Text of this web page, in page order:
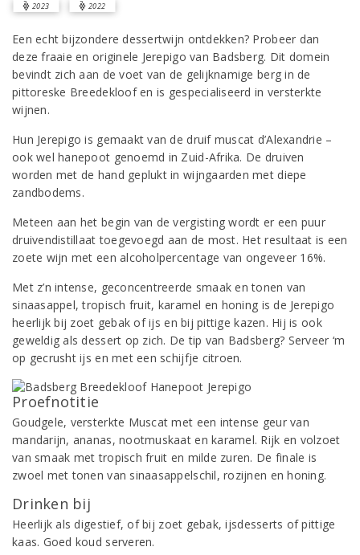
2023 2022
Een echt bijzondere dessertwijn ontdekken? Probeer dan
deze fraaie en originele Jerepigo van Badsberg. Dit domein
bevindt zich aan de voet van de gelijknamige berg in de
pittoreske Breedekloof en is gespecialiseerd in versterkte
wijnen.
Hun Jerepigo is gemaakt van de druif muscat d’Alexandrie –
ook wel hanepoot genoemd in Zuid-Afrika. De druiven
worden met de hand geplukt in wijngaarden met diepe
zandbodems.
Meteen aan het begin van de vergisting wordt er een puur
druivendistillaat toegevoegd aan de most. Het resultaat is een
zoete wijn met een alcoholpercentage van ongeveer 16%.
Met z’n intense, geconcentreerde smaak en tonen van
sinaasappel, tropisch fruit, karamel en honing is de Jerepigo
heerlijk bij zoet gebak of ijs en bij pittige kazen. Hij is ook
geweldig als dessert op zich. De tip van Badsberg? Serveer ‘m
op gecrusht ijs en met een schijfje citroen.
Proefnotitie
Goudgele, versterkte Muscat met een intense geur van
mandarijn, ananas, nootmuskaat en karamel. Rijk en volzoet
van smaak met tropisch fruit en milde zuren. De finale is
zwoel met tonen van sinaasappelschil, rozijnen en honing.
Drinken bij
Heerlijk als digestief, of bij zoet gebak, ijsdesserts of pittige
kaas. Goed koud serveren.